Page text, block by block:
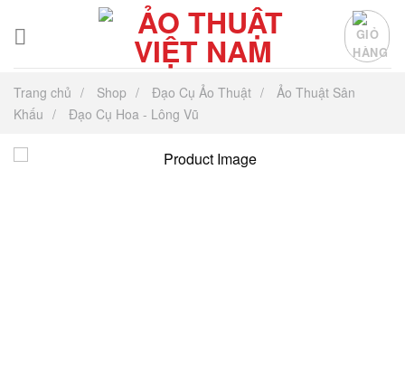
đến
Trang chủ Shop Đạo Cụ Ảo Thuật
Ảo Thuật Sân
Khấu
Đạo Cụ Hoa - Lông Vũ